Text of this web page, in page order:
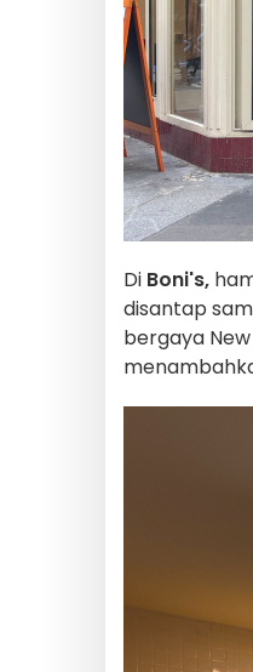
Di Boni's,
disantap
bergaya